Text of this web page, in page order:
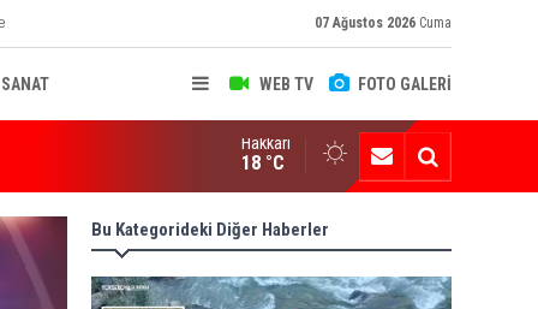
07 Ağustos 2026 Cuma
WEB TV FOTO GALERİ
Sanayi Geleceği Masaya Yatırıldı
Hakkari
18 °C
Bu Kategorideki Diğer Haberler